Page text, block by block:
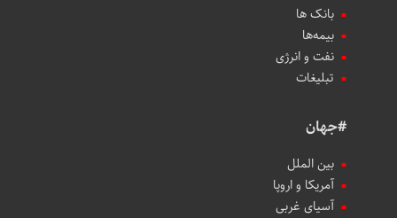
بانک ها
بیمه‌ها
نفت و انرژی
تبلیغات
#جهان
بین الملل
آمریکا و اروپا
آسیای غربی